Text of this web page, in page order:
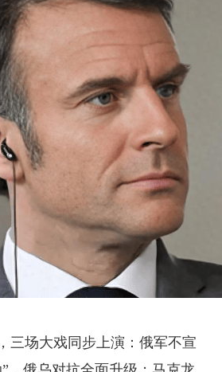
三场大戏同步上演：俄军不宣